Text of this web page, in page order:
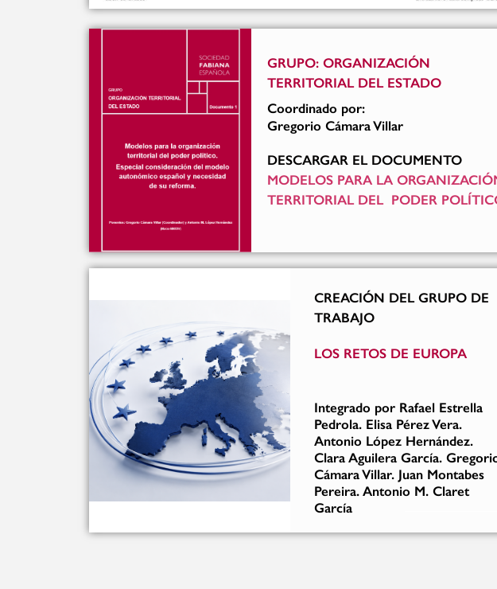
GRUPO: ORGANIZACIÓN
TERRITORIAL DEL ESTADO
Coordinado por:
Gregorio Cámara Villar
DESCARGAR EL DOCUMENTO
MODELOS PARA LA
TERRITORIAL DEL PODER
CREACIÓN DEL GRUPO DE
TRABAJO
LOS RETOS DE EUROPA
Integrado por Rafael Estrella
Pedrola. Elisa Pérez Vera.
Antonio López Hernández.
Clara Aguilera García.
Cámara Villar. Juan Montabes
Pereira. Antonio M. Claret
García